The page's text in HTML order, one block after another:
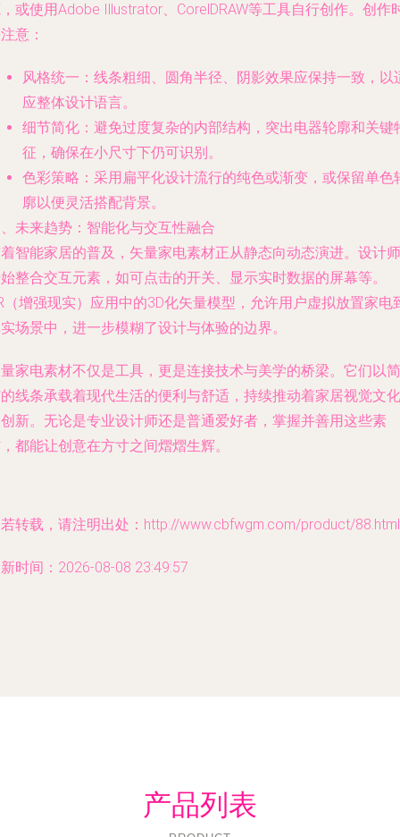
或使用Adobe Illustrator、CorelDRAW等工具自行创作。创作
意：
风格统一 ：线条粗细、圆角半径、阴影效果应保持一致，以
应整体设计语言。
细节简化 ：避免过度复杂的内部结构，突出电器轮廓和关键
征，确保在小尺寸下仍可识别。
色彩策略 ：采用扁平化设计流行的纯色或渐变，或保留单色
廓以便灵活搭配背景。
未来趋势：智能化与交互性融合
智能家居的普及，矢量家电素材正从静态向动态演进。设计师
整合交互元素，如可点击的开关、显示实时数据的屏幕等。
（增强现实）应用中的3D化矢量模型，允许用户虚拟放置家电
场景中，进一步模糊了设计与体验的边界。
家电素材不仅是工具，更是连接技术与美学的桥梁。它们以简
线条承载着现代生活的便利与舒适，持续推动着家居视觉文化
新。无论是专业设计师还是普通爱好者，掌握并善用这些素
都能让创意在方寸之间熠熠生辉。
转载，请注明出处：http://www.cbfwgm.com/product/88.html
时间：2026-08-08 23:49:57
产品列表